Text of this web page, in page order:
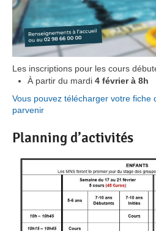
Les inscriptions pour les cours
À partir du mardi 4 février à 8h
Vous pouvez télécharger votre fiche
parvenir
Planning d’activités